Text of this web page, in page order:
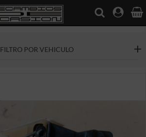
FILTRO POR VEHICULO